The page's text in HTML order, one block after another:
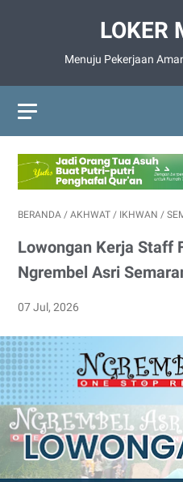
LOKER
Menuju Pekerjaan
BERANDA / AKHWAT / IKHWAN /
Lowongan Kerja Staff
Ngrembel Asri
07 Jul, 2026